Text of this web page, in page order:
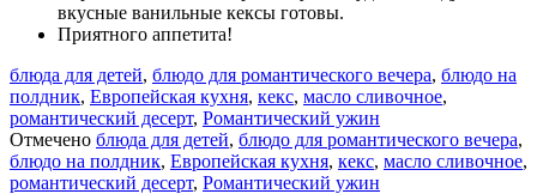
вкусные ванильные кексы готовы.
Приятного аппетита!
блюда для детей, блюдо для романтического вечера, блюдо на
полдник, Европейская кухня, кекс, масло сливочное,
романтический десерт, Романтический ужин
Отмечено блюда для детей, блюдо для романтического вечера,
блюдо на полдник, Европейская кухня, кекс, масло сливочное,
романтический десерт, Романтический ужин